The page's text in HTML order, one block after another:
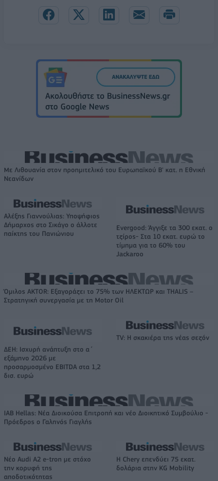
Με Λιθουανία στον προημιτελικό του Ευρωπαϊκού Β' κατ. η Εθνική
Νεανίδων
Αλέξης Γιαννούλιας: Υποψήφιος
Δήμαρχος στο Σικάγο ο άλλοτε
παίκτης του Πανιώνιου
Evergood: Άγγιξε τα 300 εκατ. ο
τζίρος- Στα 10 εκατ. ευρώ το
τίμημα για το 60% του
Jackaroo
Όμιλος AKTOR: Εξαγοράζει το 75% των ΗΛΕΚΤΩΡ και THALIS –
Στρατηγική συνεργασία με τη Motor Oil
ΔΕΗ: Ισχυρή ανάπτυξη στο α΄
εξάμηνο 2026 με
προσαρμοσμένο EBITDA στα 1,2
δισ. ευρώ
TV: Η σκακιέρα της νέας σεζόν
IAB Hellas: Νέα Διοικούσα Επιτροπή και νέο Διοικητικό Συμβούλιο -
Πρόεδρος ο Γαληνός Γιαγλής
Νέο Audi A2 e-tron με στόχο
την κορυφή της
αποδοτικότητας
Η Chery επενδύει 75 εκατ.
δολάρια στην KG Mobility